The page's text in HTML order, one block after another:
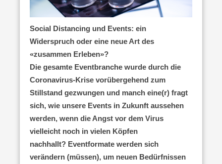
Social Distancing und Events: ein
Widerspruch oder eine neue Art des
«zusammen Erleben»?
Die gesamte Eventbranche wurde durch die
Coronavirus-Krise vorübergehend zum
Stillstand gezwungen und manch eine(r) fragt
sich, wie unsere Events in Zukunft aussehen
werden, wenn die Angst vor dem Virus
vielleicht noch in vielen Köpfen
nachhallt? Eventformate werden sich
verändern (müssen), um neuen Bedürfnissen